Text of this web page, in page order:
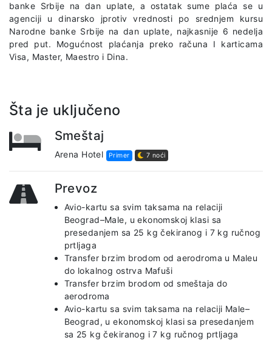
banke Srbije na dan uplate, a ostatak sume plaća se u
agenciji u dinarsko jprotiv vrednosti po srednjem kursu
Narodne banke Srbije na dan uplate, najkasnije 6 nedelja
pred put. Mogućnost plaćanja preko računa I karticama
Visa, Master, Maestro i Dina.
Šta je uključeno
Smeštaj
Arena Hotel Primer 7 noći
Prevoz
Avio-kartu sa svim taksama na relaciji
Beograd–Male, u ekonomskoj klasi sa
presedanjem sa 25 kg čekiranog i 7 kg ručnog
prtljaga
Transfer brzim brodom od aerodroma u Maleu
do lokalnog ostrva Mafuši
Transfer brzim brodom od smeštaja do
aerodroma
Avio-kartu sa svim taksama na relaciji Male–
Beograd, u ekonomskoj klasi sa presedanjem
sa 25 kg čekiranog i 7 kg ručnog prtljaga